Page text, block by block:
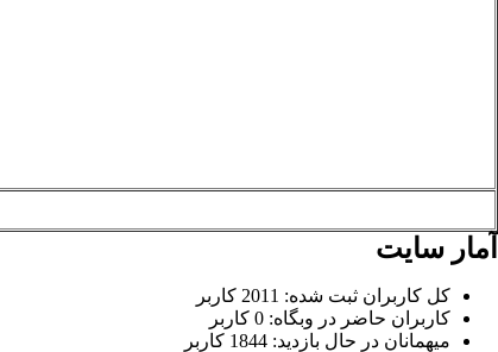
آمار سایت
کل کاربران ثبت شده: 2011 کاربر
کاربران حاضر در وبگاه: 0 کاربر
میهمانان در حال بازدید: 1844 کاربر